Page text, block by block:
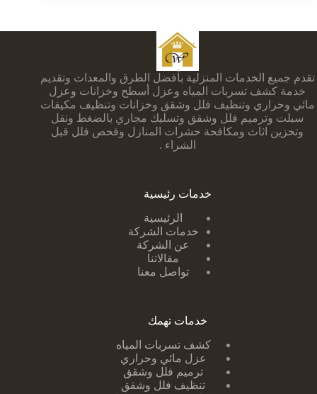
تقدم جميع الخدمات المنزلية بأفضل الطرق والمعدات وتقديم
خدمة كشف تسربات المياه وعزل أسطح وخزانات وعزل
مائي وحراري وتنظيف فلل وشقق وخزانات وتنظيف مكيفات
سبلت وترميم فلل وشقق وتسليك مجاري بالضغط ونقل
وتخزين اثاث ومكافحة حشرات المنازل وفحص فلل قبل
الشراء .
خدمات رئيسية
الرئيسية
خدمات الشركة
عن الشركة
مقالاتنا
تواصل معنا
خدمات تهمك
كشف تسربات ا لمياه
عزل مائي وحراري
ترميم فلل وشقق
تنظيف فلل وشقق